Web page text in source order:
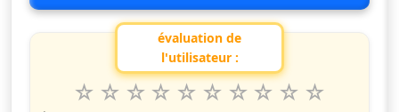
évaluation de
l'utilisateur :
questo spettacolo da 1 a 10 étoiles
10
9
8
7
6
5
4
3
2